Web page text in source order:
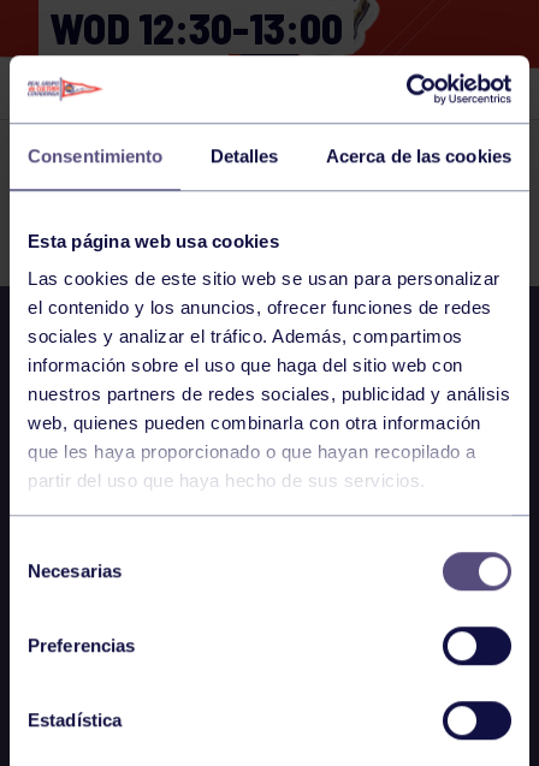
Consentimiento Detalles Acerca de las cookies
Esta página web usa cookies
Las cookies de este sitio web se usan para personalizar
el contenido y los anuncios, ofrecer funciones de redes
sociales y analizar el tráfico. Además, compartimos
información sobre el uso que haga del sitio web con
nuestros partners de redes sociales, publicidad y análisis
web, quienes pueden combinarla con otra información
que les haya proporcionado o que hayan recopilado a
partir del uso que haya hecho de sus servicios.
Necesarias
Preferencias
Estadística
WOD 12:30-13:00
GIMNASIO